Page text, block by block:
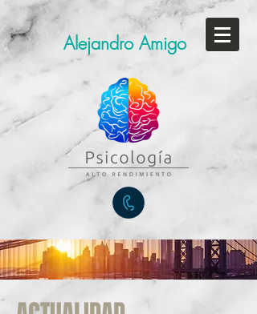
Alejandro Amigo